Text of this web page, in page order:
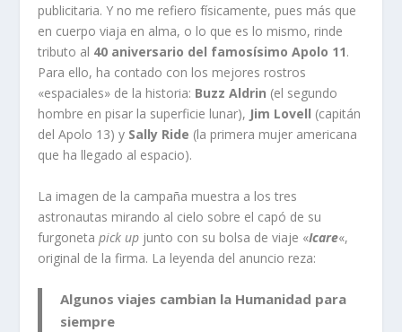
publicitaria. Y no me refiero físicamente, pues más que
en cuerpo viaja en alma, o lo que es lo mismo, rinde
tributo al 40 aniversario del famosísimo Apolo 11.
Para ello, ha contado con los mejores rostros
«espaciales» de la historia: Buzz Aldrin (el segundo
hombre en pisar la superficie lunar), Jim Lovell (capitán
del Apolo 13) y Sally Ride (la primera mujer americana
que ha llegado al espacio).
La imagen de la campaña muestra a los tres
astronautas mirando al cielo sobre el capó de su
furgonetapick up junto con su bolsa de viaje «Icare«,
original de la firma. La leyenda del anuncio reza:
Algunos viajes cambian la Humanidad para
siempre